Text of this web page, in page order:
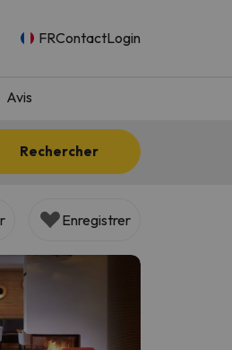
FRContactLogin
Avis
Rechercher
Enregistrer